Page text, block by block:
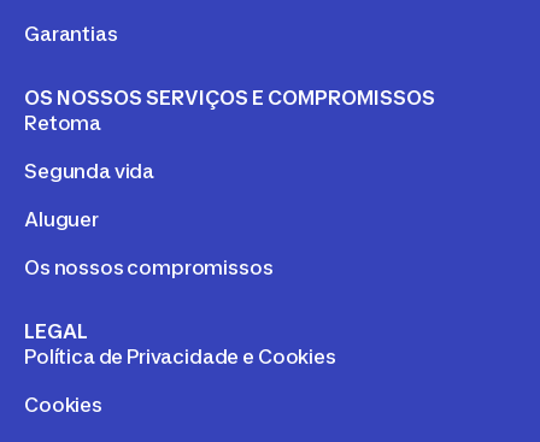
Garantias
OS NOSSOS SERVIÇOS E COMPROMISSOS
Retoma
Segunda vida
Aluguer
Os nossos compromissos
LEGAL
Política de Privacidade e Cookies
Cookies